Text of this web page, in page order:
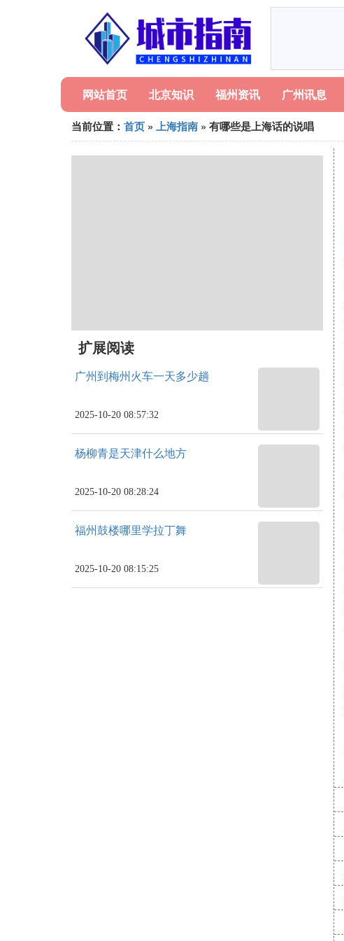
网站首页 北京知识 福州资讯 广州讯息
当前位置： 首页 » 上海指南 » 有哪些是上海话的说唱
扩展阅读
广州到梅州火车一天多少趟
2025-10-20 08:57:32
杨柳青是天津什么地方
2025-10-20 08:28:24
福州鼓楼哪里学拉丁舞
2025-10-20 08:15:25